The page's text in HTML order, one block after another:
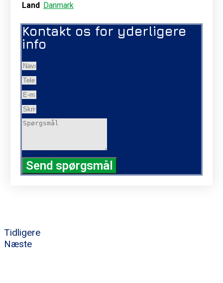
Land Danmark
Kontakt os for yderligere
info
Send spørgsmål
Tidligere
Næste